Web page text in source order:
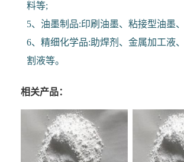
料等;
5、油墨制品:印刷油墨、粘接型油墨
6、精细化学品:助焊剂、金属加工液
割液等。
相关产品：